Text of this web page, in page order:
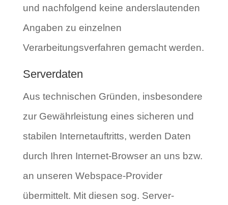
und nachfolgend keine anderslautenden
Angaben zu einzelnen
Verarbeitungsverfahren gemacht werden.
Serverdaten
Aus technischen Gründen, insbesondere
zur Gewährleistung eines sicheren und
stabilen Internetauftritts, werden Daten
durch Ihren Internet-Browser an uns bzw.
an unseren Webspace-Provider
übermittelt. Mit diesen sog. Server-